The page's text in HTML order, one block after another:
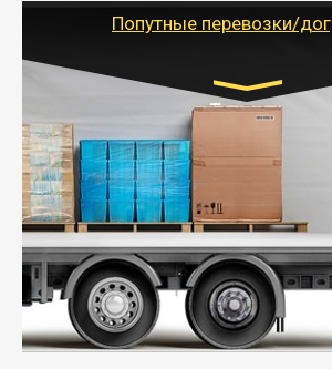
Попутные перевозки/
Транспорт:
Газель (1,5 и 3 тонны), Бычок,
10 тонн
от 5000 руб. Возможен
- Экономный способ доставить вещи
другой город - догрузом или
грузоперевозки для физлиц, ИП и
дешевле.
- Тайгер Логистик организует
крупногабаритных и личных вещей